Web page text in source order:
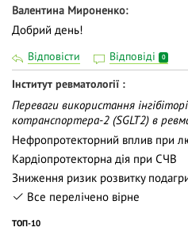
Валентина Мироненко
Добрий день!
Відповісти Відповіді 0
Інститут ревматології
Переваги використання
котранспортера-2 (SGLT2) в
Нефропротекторний вплив при
Кардіопротекторна дія при СЧВ
Зниження ризик розвитку
Все перелічено вірне
ТОП-10